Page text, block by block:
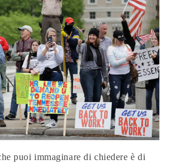
puoi immaginare di chiedere è di